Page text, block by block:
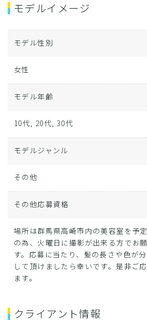
モデルイメージ
モデル性別
女性
モデル年齢
10代, 20代, 30代
モデルジャンル
その他
その他応募資格
場所は群馬県高崎市内の美容室を予
の為、火曜日に撮影が出来る方でお
す。応募に当たり、髪の長さや色が
して頂けましたら幸いです。是非ご
ます。
クライアント情報